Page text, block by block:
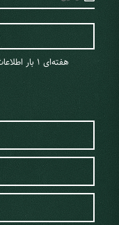
هفته‌ای 1 ‌بار اطلاعات تورها و تخفیفات به شما ایمیل می‌شود.